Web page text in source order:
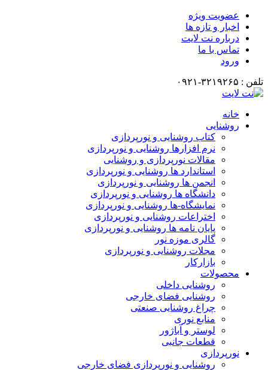
عضویت ویژه
اخبار و تازه ها
درباره نت لایت
تماس با ما
ورود
تلفن : ۳۲۱۹۲۶۵-۰۹۲۱
خانه
روشنایی
کتاب روشنایی و نورپردازی
نرم افزارها روشنایی و نورپردازی
مقالات نورپردازی و روشنایی
استاندارد ها روشنایی و نورپردازی
انجمن ها روشنایی و نورپردازی
دانشگاه ها روشنایی و نورپردازی
نمایشگاه-ها روشنایی و نورپردازی
اختراعات روشنایی و نورپردازی
پایان نامه ها روشنایی و نورپردازی
گالری موزه نور
مجلات روشنایی و نورپردازی
بازارکار
محصولات
روشنایی داخلی
روشنایی فضای خارجی
چراغ روشنایی صنعتی
منابع نوری
لوستر و آباژور
قطعات جانبی
نورپردازی
روشنایی و نورپردازی فضای خارجی